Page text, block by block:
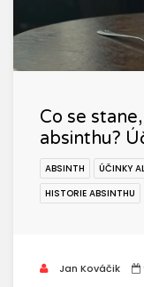
Co se
absinthu?
ABSINTH ÚČINKY
HISTORIE ABSINTHU
Jan Kováčik